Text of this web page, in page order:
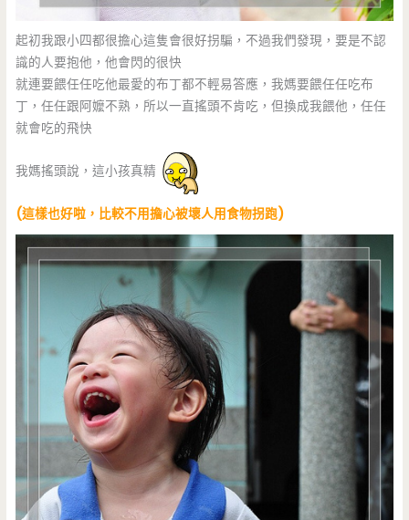
起初我跟小四都很擔心這隻會很好拐騙，不過我們發現，要是不認
識的人要抱他，他會閃的很快
就連要餵任任吃他最愛的布丁都不輕易答應，我媽要餵任任吃布
丁，任任跟阿嬤不熟，所以一直搖頭不肯吃，但換成我餵他，任任
就會吃的飛快
我媽搖頭說，這小孩真精
(這樣也好啦，比較不用擔心被壞人用食物拐跑)